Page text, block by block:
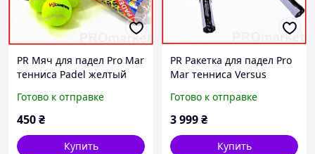
PR Мяч для падел Pro Mar
тенниса Padel желтый
соревнований мяч для
падельного тенниса
Готово к отправке
450₴
Купить
PR Ракетка для падел Pro
Mar тенниса Versus
сердцевиной для мощной
игры и контроля MAK19\D
Готово к отправке
3 999₴
Купить